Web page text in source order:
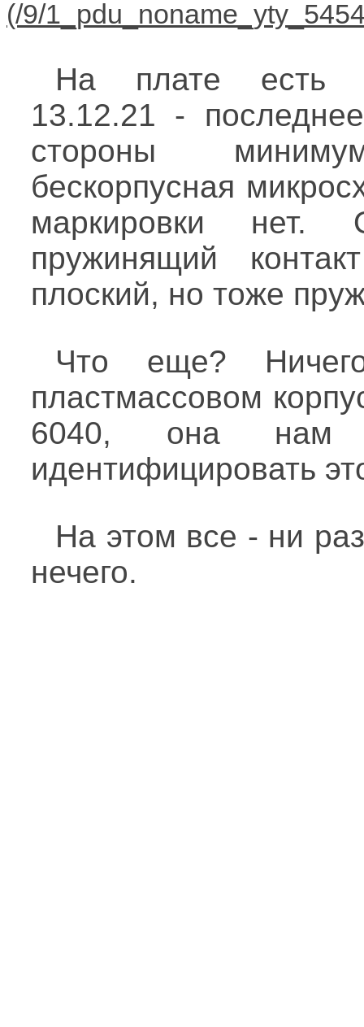
На плате есть
13.12.21 -
стороны
бескорпусная
маркировки нет.
пружинящий
плоский, но тоже
Что еще?
пластмассовом
6040, она
идентифицировать
На этом все - ни
нечего.